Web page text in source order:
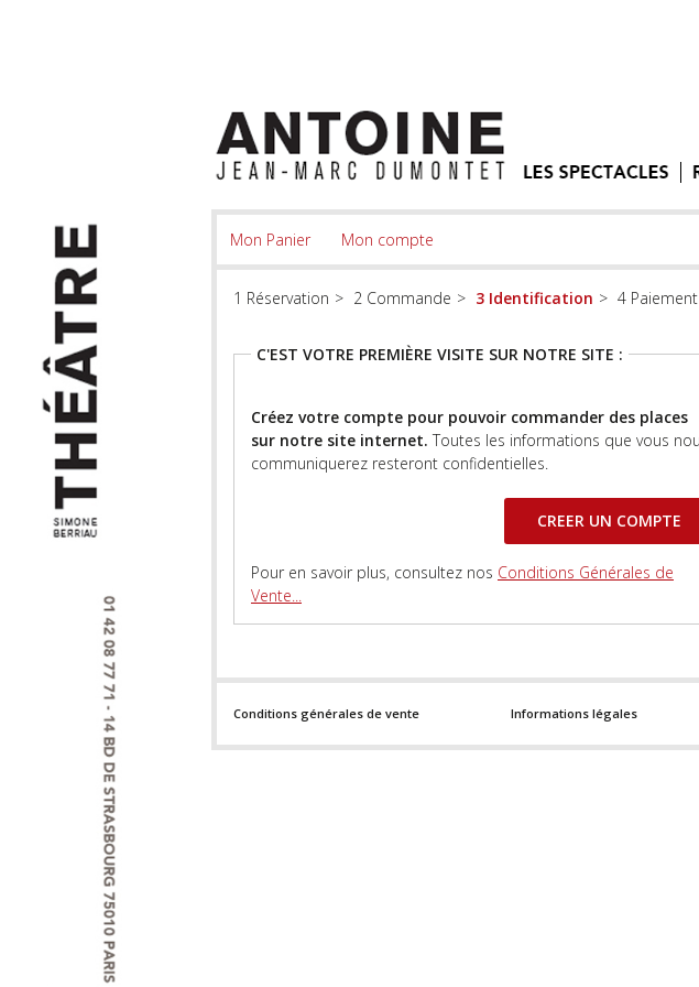
Mon Panier Mon compte
Réservation Commande Identification Paiement
C'EST VOTRE PREMIÈRE VISITE SUR NOTRE SITE :
Créez votre compte pour pouvoir commander des places
sur notre site internet. Toutes les informations que vous nous
communiquerez resteront confidentielles.
Pour en savoir plus, consultez nos Conditions Générales de
Vente...
Conditions générales de vente Informations légales